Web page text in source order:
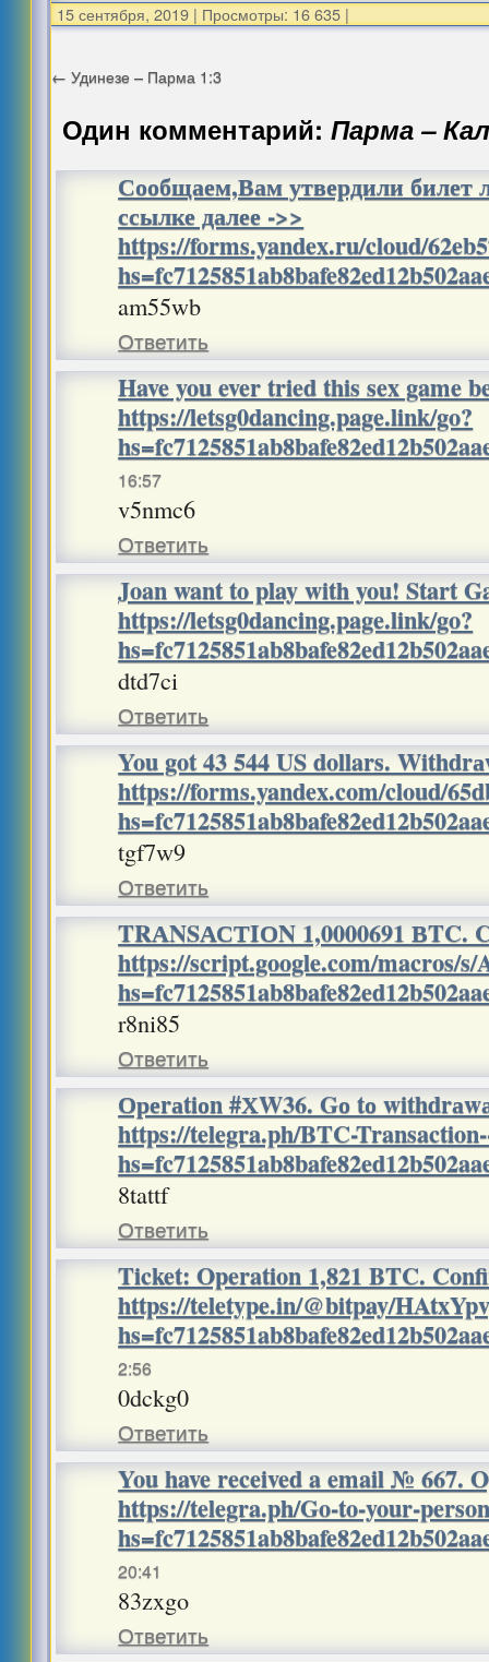
15 сентября, 2019 | Просмотры: 16 635 |
← Удинезе – Парма 1:3
Один комментарий:Парма –
Сообщаем,Вам утвердили билет
ссылке далее ->>
https://forms.yandex.ru/cloud/
am55wb
Ответить
Have you ever tried this sex game
https://letsg0dancing.page.link/go?
16:57
v5nmc6
Ответить
Joan want to play with you! Start
https://letsg0dancing.page.link/go?
dtd7ci
Ответить
You got 43 544 US dollars.
https://forms.yandex.com/cloud/
tgf7w9
Ответить
TRАNSАСТIОN 1,0000691 ВTC.
https://script.google.com/macros/
r8ni85
Ответить
Ореrаtiоn #ХW36. Gо tо
https://telegra.ph/BTC-
8tattf
Ответить
Ticket: Operation 1,821 BTC.
https://teletype.in/@bitpay/
2:56
0dckg0
Ответить
You have received a email № 667.
https://telegra.ph/Go-to-your-
20:41
83zxgo
Ответить